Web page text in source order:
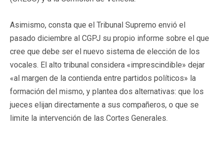
Asimismo, consta que el Tribunal Supremo envió el
pasado diciembre al CGPJ su propio informe sobre el que
cree que debe ser el nuevo sistema de elección de los
vocales. El alto tribunal considera «imprescindible» dejar
«al margen de la contienda entre partidos políticos» la
formación del mismo, y plantea dos alternativas: que los
jueces elijan directamente a sus compañeros, o que se
limite la intervención de las Cortes Generales.